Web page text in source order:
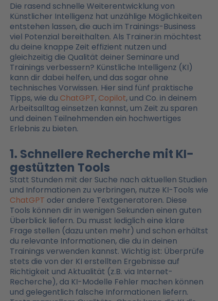
Die rasend schnelle Weiterentwicklung von
Künstlicher Intelligenz hat unzählige Möglichkeiten
entstehen lassen, die auch im Trainings-Business
viel Potenzial bereithalten. Als Trainer:in möchtest
du deine knappe Zeit effizient nutzen und
gleichzeitig die Qualität deiner Seminare und
Trainings verbessern? Künstliche Intelligenz (KI)
kann dir dabei helfen, und das sogar ohne
technisches Vorwissen. Hier sind fünf praktische
Tipps, wie du ChatGPT, Copilot, und Co. in deinem
Arbeitsalltag einsetzen kannst, um Zeit zu sparen
und deinen Teilnehmenden ein hochwertiges
Erlebnis zu bieten.
1. Schnellere Recherche mit KI-
gestützten Tools
Statt Stunden mit der Suche nach aktuellen Studien
und Informationen zu verbringen, nutze KI-Tools wie
ChatGPT oder andere Textgeneratoren. Diese
Tools können dir in wenigen Sekunden einen guten
Überblick liefern. Du musst lediglich eine klare
Frage stellen (dazu unten mehr) und schon erhältst
du relevante Informationen, die du in deinen
Trainings verwenden kannst. Wichtig ist: Überprüfe
stets die von der KI erstellten Ergebnisse auf
Richtigkeit und Aktualität (z.B. via Internet-
Recherche), da KI-Modelle Fehler machen können
und gelegentlich falsche Informationen liefern.